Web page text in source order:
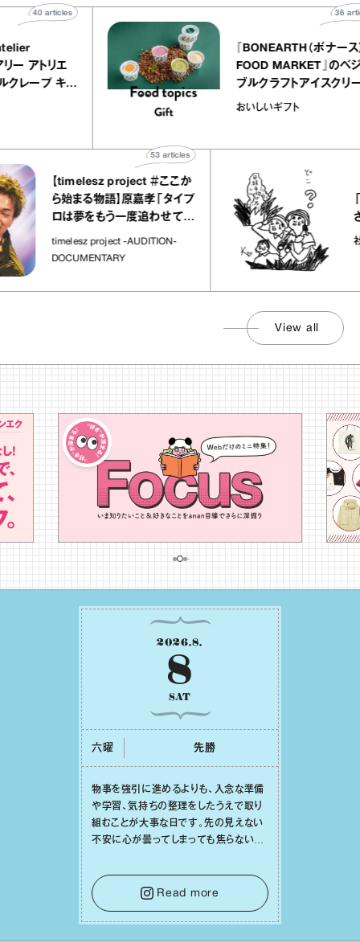
atelier
イクアリー アトリエ
』のミルクレープ キャ
40 articles
『BONEARTH（ボ
FOOD MARKET
ブルクラフトアイ
｜真野知子の「お
おいしいギフト
【timelesz project ＃ここか
ら始まる物語】原嘉孝「タイプ
ロは夢をもう一度追わせてく
れた場所」
timelesz project -AUDITION-
DOCUMENTARY
articles
さんが
社会の
View all
2026.8.
8
SAT
六曜 先勝
物事を強引に進めるよりも、⼊念な準備
や学習、気持ちの整理をしたうえで取り
組むことが⼤事な⽇です。先の⾒えない
不安に⼼が曇ってしまっても焦らない
⾝や疲れていそうな⼈をいたわることに
時間を使いましょう。ここでしっかりとエ
ネルギーを蓄え、困難を乗り越える⼒に
変えましょう。
Read more